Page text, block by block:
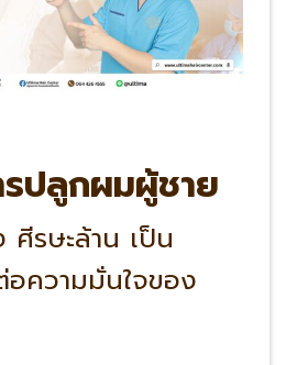
ปลูกผมผู้ชาย
รษะล้าน เป็น
ความมั่นใจของ